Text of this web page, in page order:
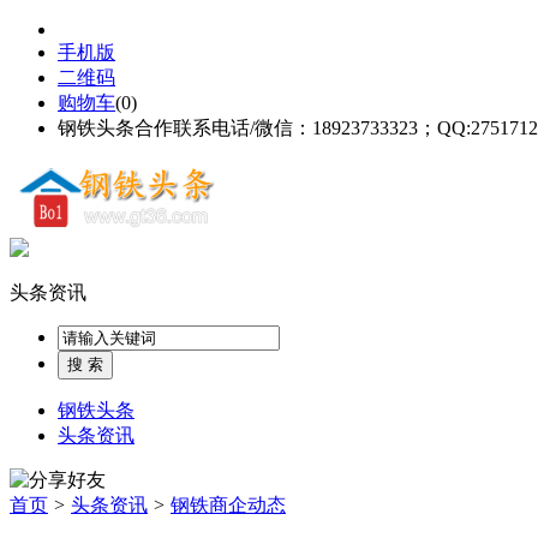
手机版
二维码
购物车(0)
钢铁头条合作联系电话/微信：18923733323；
头条资讯
钢铁头条
头条资讯
首页 > 头条资讯 > 钢铁商企动态